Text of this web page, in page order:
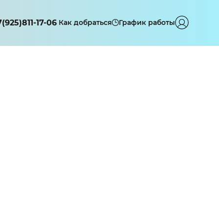
17-06 Как добраться График работы